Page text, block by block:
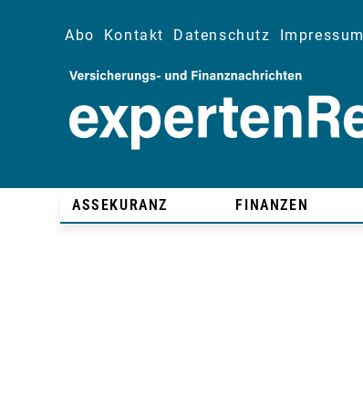
Abo Kontakt Datenschutz Impressum
ASSEKURANZ FINANZEN